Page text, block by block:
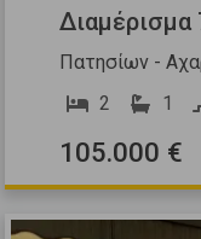
Πατησίων -
2
1
105.000 €